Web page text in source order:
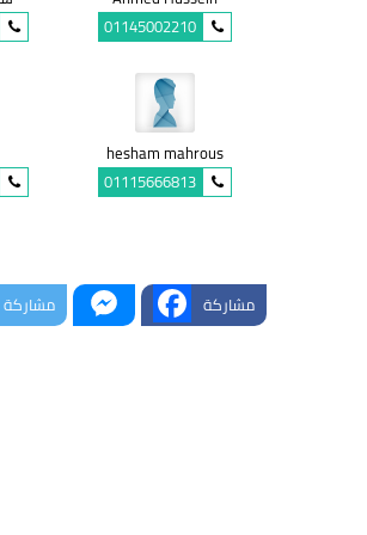
01145002210
hesham mahrous
01115666813
مشاركة Facebook
Messenger
مشاركة